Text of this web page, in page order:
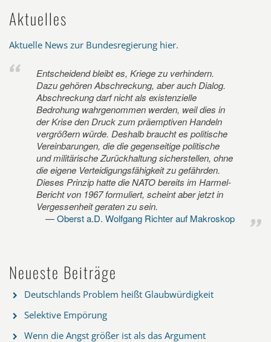
Aktuelles
Aktuelle News zur Bundesregierung hier.
Entscheidend bleibt es, Kriege zu verhindern.
Dazu gehören Abschreckung, aber auch Dialog.
Abschreckung darf nicht als existenzielle
Bedrohung wahrgenommen werden, weil dies in
der Krise den Druck zum präemptiven Handeln
vergrößern würde. Deshalb braucht es politische
Vereinbarungen, die die gegenseitige politische
und militärische Zurückhaltung sicherstellen, ohne
die eigene Verteidigungsfähigkeit zu gefährden.
Dieses Prinzip hatte die NATO bereits im Harmel-
Bericht von 1967 formuliert, scheint aber jetzt in
Vergessenheit geraten zu sein.
Oberst a.D. Wolfgang Richter auf Makroskop
Neueste Beiträge
Deutschlands Problem heißt Glaubwürdigkeit
Selektive Empörung
Wenn die Angst größer ist als das Argument